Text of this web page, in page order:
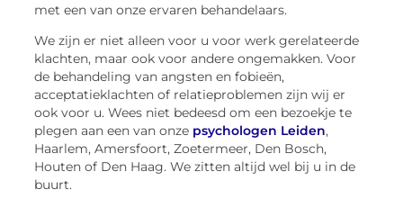
met een van onze ervaren behandelaars.
We zijn er niet alleen voor u voor werk gerelateerde
klachten, maar ook voor andere ongemakken. Voor
de behandeling van angsten en fobieën,
acceptatieklachten of relatieproblemen zijn wij er
ook voor u. Wees niet bedeesd om een bezoekje te
plegen aan een van onze psychologen Leiden,
Haarlem, Amersfoort, Zoetermeer, Den Bosch,
Houten of Den Haag. We zitten altijd wel bij u in de
buurt.